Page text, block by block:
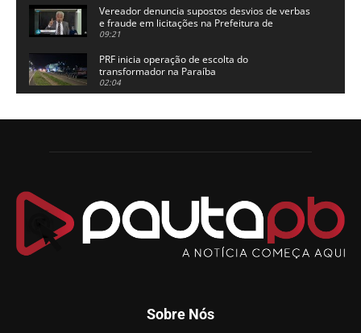
Vereador denuncia supostos desvios de verbas
e fraude em licitações na Prefeitura de
Alhandra
09:21
PRF inicia operação de escolta do
transformador na Paraíba
02:04
candidatura a governador da Paraíba
Chapa dos sonhos: Cícero agradece a Galdino,
Arthur Lira parabeniza Karla Pimentel por sua
reeleição em Conde
00:23
Aguinaldo Ribeiro destaca apoio do PP a Hugo
preso e faz vídeo na cadeia
Sobre Nós